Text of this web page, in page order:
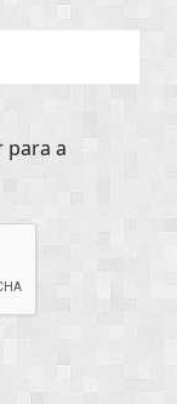
para a